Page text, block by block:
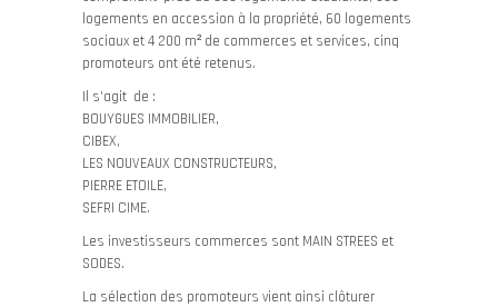
logements en accession à la propriété, 60 logements
sociaux et 4 200 m² de commerces et services, cinq
promoteurs ont été retenus.
Il s’agit de :
BOUYGUES IMMOBILIER,
CIBEX,
LES NOUVEAUX CONSTRUCTEURS,
PIERRE ETOILE,
SEFRI CIME.
Les investisseurs commerces sont MAIN STREES et
SODES.
La sélection des promoteurs vient ainsi clôturer